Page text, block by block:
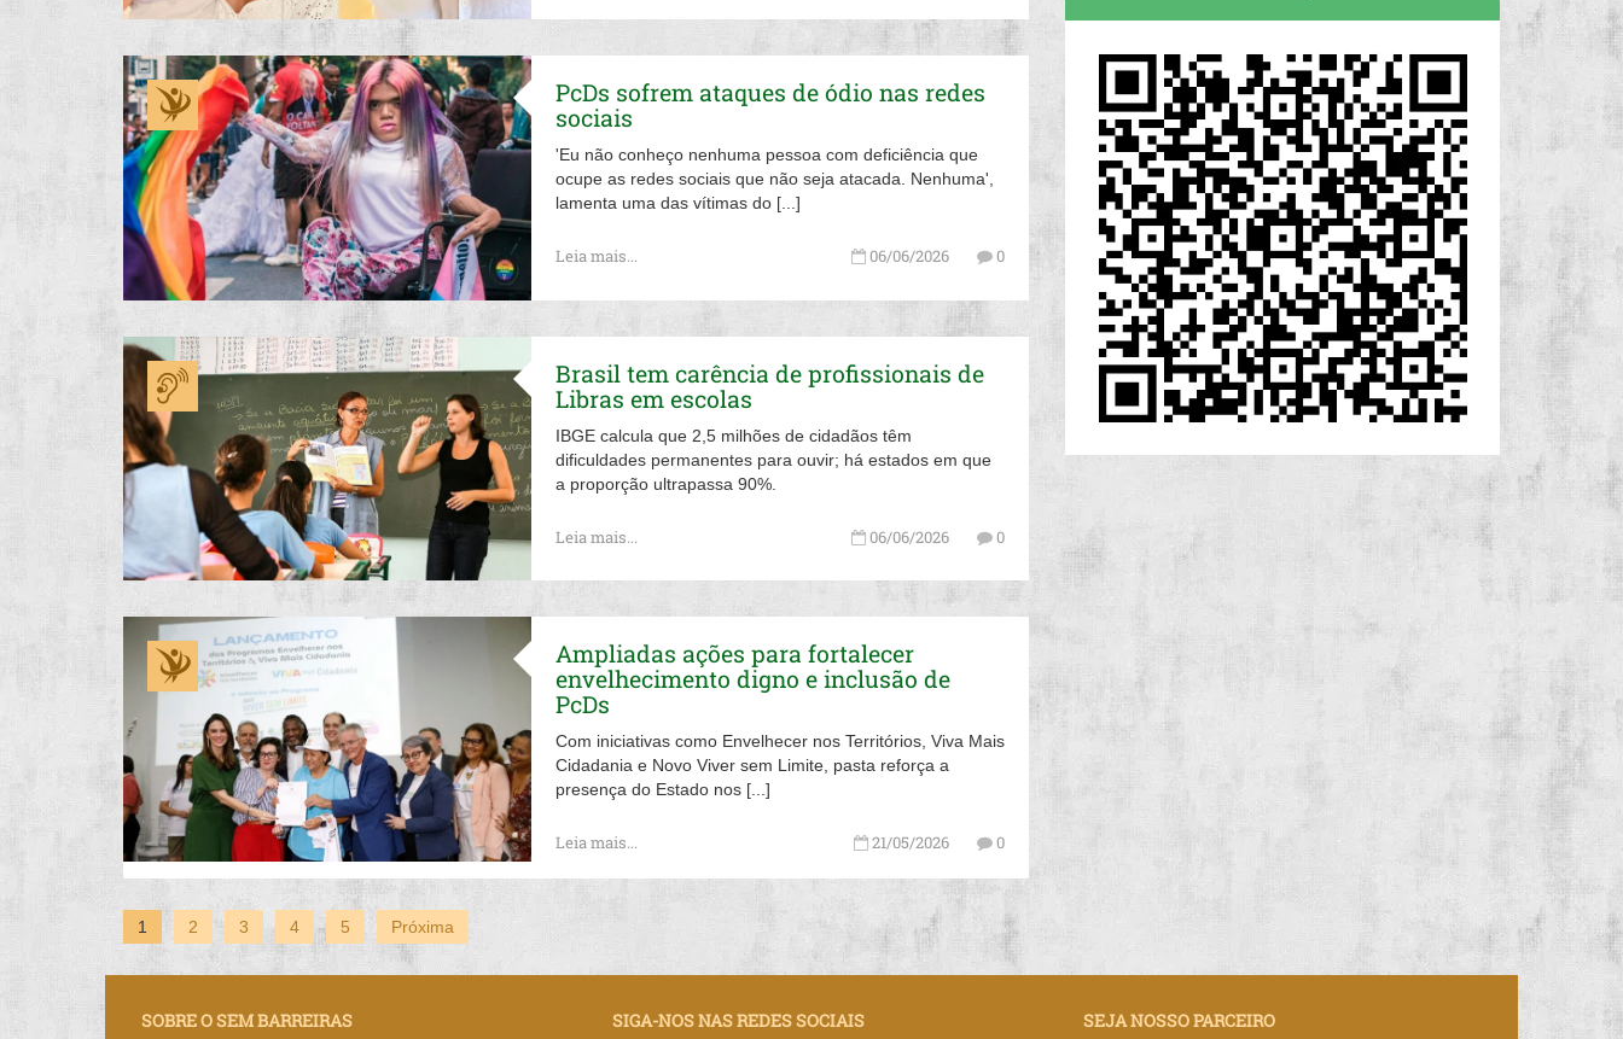
PcDs sofrem ataques de ódio nas redes
sociais
'Eu não conheço nenhuma pessoa com deficiência que
ocupe as redes sociais que não seja atacada. Nenhuma',
lamenta uma das vítimas do [...]
Leia mais... 06/06/2026 0
Brasil tem carência de profissionais de
Libras em escolas
IBGE calcula que 2,5 milhões de cidadãos têm
dificuldades permanentes para ouvir; há estados em que
a proporção ultrapassa 90%.
Leia mais... 06/06/2026 0
Ampliadas ações para fortalecer
envelhecimento digno e inclusão de
PcDs
Com iniciativas como Envelhecer nos Territórios, Viva Mais
Cidadania e Novo Viver sem Limite, pasta reforça a
presença do Estado nos [...]
Leia mais... 21/05/2026 0
1 2 3 4 5 Próxima
SOBRE O SEM BARREIRAS SIGA-NOS NAS REDES SOCIAIS SEJA NOSSO PARCEIRO